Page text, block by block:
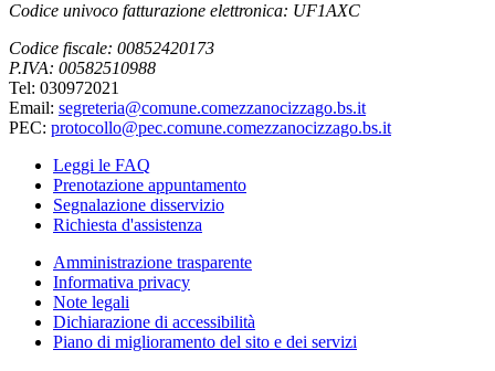
Codice univoco fatturazione elettronica: UF1AXC
Codice fiscale: 00852420173
P.IVA: 00582510988
Tel: 030972021
Email: segreteria@comune.comezzanocizzago.bs.it
PEC: protocollo@pec.comune.comezzanocizzago.bs.it
Leggi le FAQ
Prenotazione appuntamento
Segnalazione disservizio
Richiesta d'assistenza
Amministrazione trasparente
Informativa privacy
Note legali
Dichiarazione di accessibilità
Piano di miglioramento del sito e dei servizi